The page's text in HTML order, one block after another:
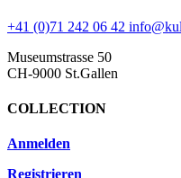
+41 (0)71 242 06 42
Museumstrasse 50
CH-9000 St.Gallen
COLLECTION
Anmelden
Registrieren